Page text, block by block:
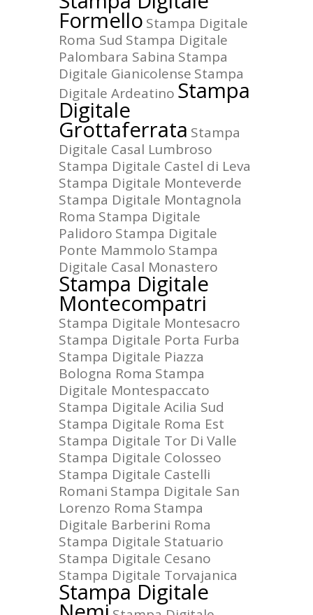
Formello Stampa Digitale
Roma Sud Stampa Digitale
Palombara Sabina Stampa
Digitale Gianicolense Stampa
Digitale Ardeatino Stampa
Digitale
Grottaferrata Stampa
Digitale Casal Lumbroso
Stampa Digitale Castel di Leva
Stampa Digitale Monteverde
Stampa Digitale Montagnola
Roma Stampa Digitale
Palidoro Stampa Digitale
Ponte Mammolo Stampa
Digitale Casal Monastero
Stampa Digitale
Montecompatri
Stampa Digitale Montesacro
Stampa Digitale Porta Furba
Stampa Digitale Piazza
Bologna Roma Stampa
Digitale Montespaccato
Stampa Digitale Acilia Sud
Stampa Digitale Roma Est
Stampa Digitale Tor Di Valle
Stampa Digitale Colosseo
Stampa Digitale Castelli
Romani Stampa Digitale San
Lorenzo Roma Stampa
Digitale Barberini Roma
Stampa Digitale Statuario
Stampa Digitale Cesano
Stampa Digitale Torvajanica
Stampa Digitale